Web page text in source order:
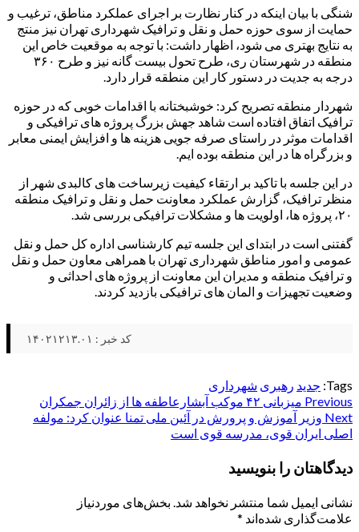
شنگی با بیان اینکه در کنار نظارت بر اجرای عملکرد مناطق، ترغیب و
حمایت از سوی حوزه حمل و نقل و ترافیک شهرداری تهران نیز منتج
به نتایج بهتری می شود، اظهار داشت: با توجه به موقعیت خاص این
منطقه در شهرستان ری، طرح تحول بیست گانه نیز و طرح ۳۶۰
درجه به جدیت در دستور کار این منطقه قرار دارد.
شهردار منطقه تصریح کرد: خوشبختانه با اقدامات خوبی که در حوزه
ترافیک اتفاق افتاده است شاهد جهش بزرگ پروژه های ترافیکی و
اقدامات موثر در راستای صرفه جویی هزینه ها و افزایش ایمنی معابر
و بزرگراه ها در این منطقه بوده ایم.
در این جلسه با تاکید بر ارتقاء کیفیت زیرساخت های کالبدی شهر از
منظر ترافیک، گزارش عملکرد معاونت حمل و نقل و ترافیک منطقه
۲۰، پروژه ها، اولویت ها و مشکلات ترافیکی بررسی شد.
گفتنی است در ابتدای این جلسه تیم کارشناسی اداره کل حمل و نقل
عمومی و امور مناطق شهرداری تهران با همراهی معاون حمل و نقل
و ترافیک منطقه و مدیران این معاونت از پروژه های احداثی و
وضعیت تجهیزات و المان های ترافیکی بازدید کردند.
کد خبر : ۱۴۰۲۱۲۱۳.۰۱
Tags: جدید رهبری شهرداری
Post
navigation
Previous میزبانی ۴۲ موکب آبشارعاطفه ها از زائران جمکران
Next وزیر آموزش و پرورش در آئین ملی تمنا عنوان کرد: مولفه
اصلی ایران قوی، مدرسه قوی است
دیدگاهتان را بنویسید
نشانی ایمیل شما منتشر نخواهد شد. بخش‌های موردنیاز
علامت‌گذاری شده‌اند *